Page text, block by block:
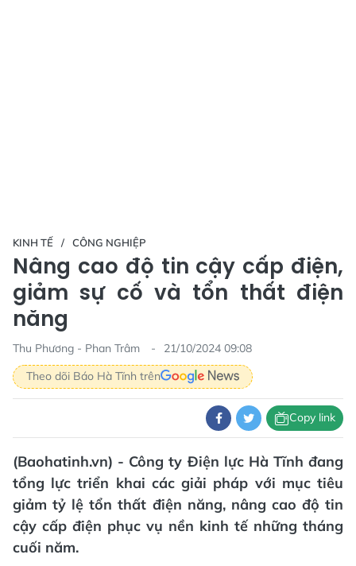
KINH TẾ CÔNG NGHIỆP
Nâng cao độ tin cậy cấp điện,
giảm sự cố và tổn thất điện
năng
Thu Phương - Phan Trâm
21/10/2024 09:08
Theo dõi Báo Hà Tĩnh trên
Copy link
(Baohatinh.vn) - Công ty Điện lực Hà Tĩnh đang
tổng lực triển khai các giải pháp với mục tiêu
giảm tỷ lệ tổn thất điện năng, nâng cao độ tin
cậy cấp điện phục vụ nền kinh tế những tháng
cuối năm.